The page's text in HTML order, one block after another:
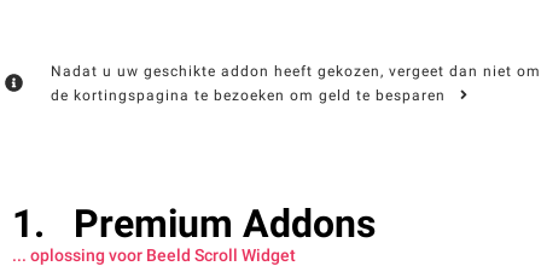
Nadat u uw geschikte addon heeft gekozen, vergeet dan niet om
de kortingspagina te bezoeken om geld te besparen
Premium Addons
... oplossing voor Beeld Scroll Widget